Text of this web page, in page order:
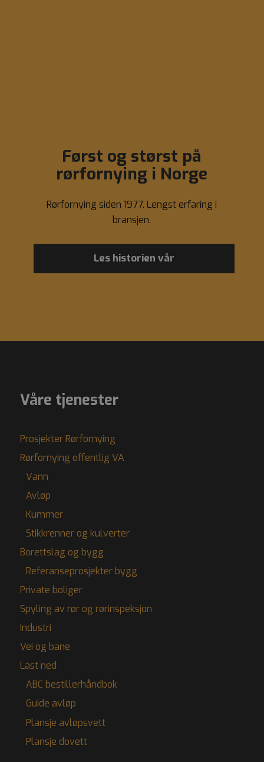
Først og størst på
rørfornying i Norge
Rørfornying siden 1977. Lengst erfaring i
bransjen.
Les historien vår
Våre tjenester
Prosjekter Rørfornying
Rørfornying offentlig VA
Vann
Avløp
Kummer
Stikkrenner og kulverter
Borettslag og bygg
Referanseprosjekter bygg
Private boliger
Spyling av rør og rørinspeksjon
Industri
Vei og bane
Last ned
ABC bestillerhåndbok
Guide avløp
Plansje avløpsvett
Plansje dovett